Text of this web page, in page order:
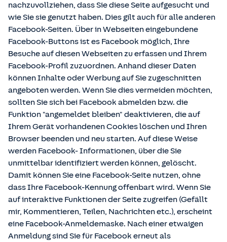
nachzuvollziehen, dass Sie diese Seite aufgesucht und
wie Sie sie genutzt haben. Dies gilt auch für alle anderen
Facebook-Seiten. Über in Webseiten eingebundene
Facebook-Buttons ist es Facebook möglich, Ihre
Besuche auf diesen Webseiten zu erfassen und Ihrem
Facebook-Profil zuzuordnen. Anhand dieser Daten
können Inhalte oder Werbung auf Sie zugeschnitten
angeboten werden. Wenn Sie dies vermeiden möchten,
sollten Sie sich bei Facebook abmelden bzw. die
Funktion "angemeldet bleiben" deaktivieren, die auf
Ihrem Gerät vorhandenen Cookies löschen und Ihren
Browser beenden und neu starten. Auf diese Weise
werden Facebook- Informationen, über die Sie
unmittelbar identifiziert werden können, gelöscht.
Damit können Sie eine Facebook-Seite nutzen, ohne
dass Ihre Facebook-Kennung offenbart wird. Wenn Sie
auf interaktive Funktionen der Seite zugreifen (Gefällt
mir, Kommentieren, Teilen, Nachrichten etc.), erscheint
eine Facebook-Anmeldemaske. Nach einer etwaigen
Anmeldung sind Sie für Facebook erneut als